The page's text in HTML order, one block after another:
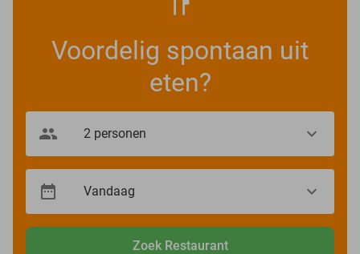
Voordelig spontaan uit
eten?
Zoek Restaurant